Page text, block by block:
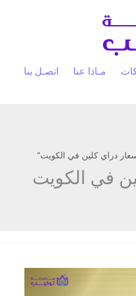
مـاذا عنا اتصـل بنا
في الكويت